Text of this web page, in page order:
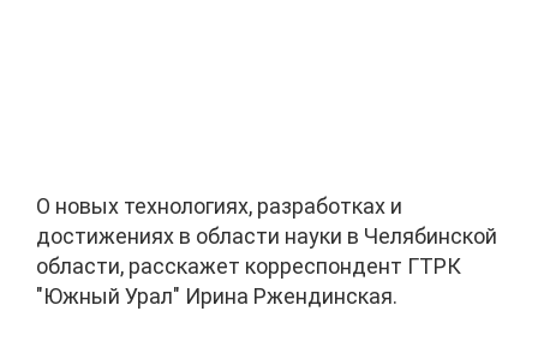
О новых технологиях, разработках и
достижениях в области науки в Челябинской
области, расскажет корреспондент ГТРК
"Южный Урал" Ирина Ржендинская.